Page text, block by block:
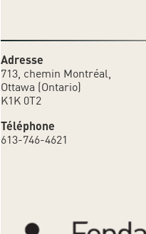
Adresse
713, chemin Montréal,
Ottawa (Ontario)
K1K 0T2
Téléphone
613-746-4621